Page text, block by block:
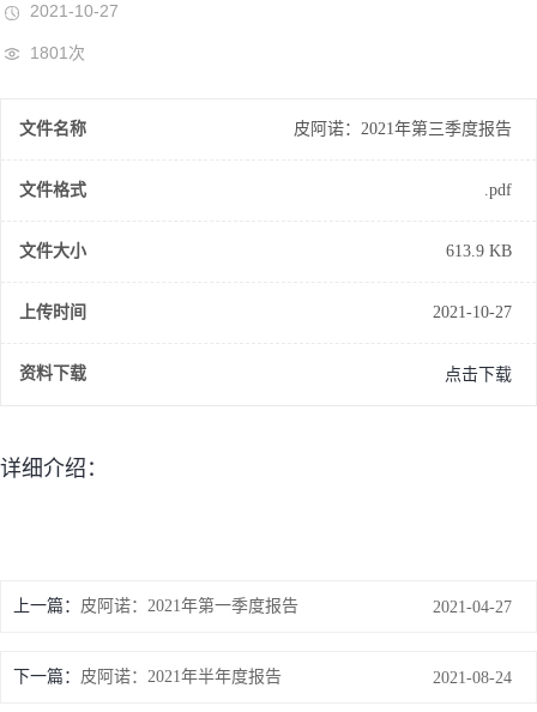
2021-10-27
1801次
文件名称 皮阿诺：2021年第三季度报告
文件格式 .pdf
文件大小 613.9 KB
上传时间 2021-10-27
资料下载 点击下载
详细介绍：
上一篇： 皮阿诺：2021年第一季度报告 2021-04-27
下一篇： 皮阿诺：2021年半年度报告 2021-08-24